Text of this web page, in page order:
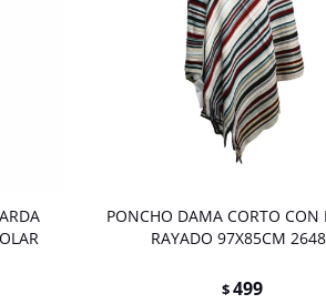
PONCHO DAMA CORTO CON
RAYADO 97X85CM
$499